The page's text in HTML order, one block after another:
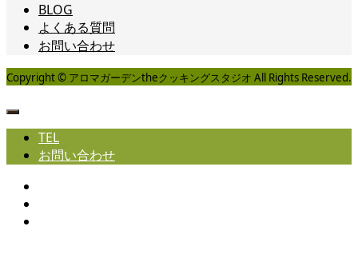
BLOG
よくある質問
お問い合わせ
Copyright © アロマガーデンtheクッキングスタジオ All Rights Reserved.
TEL
お問い合わせ